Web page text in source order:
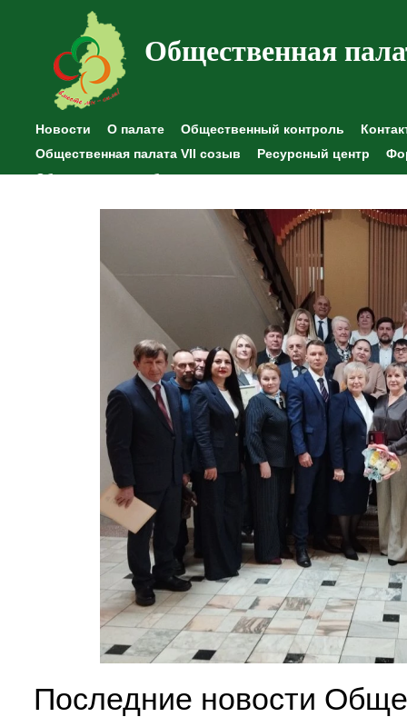
Общественная
Новости О палате Общественный контроль
Общественная палата VII созыв
Ресурсный центр
Общественные наблюдения
Последние новости